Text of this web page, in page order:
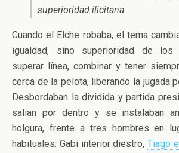
superioridad ilicitana
Cuando el Elche robaba, el tema
igualdad, sino superioridad de los
superar línea, combinar y tener
cerca de la pelota, liberando la jugada
Desbordaban la dividida y partida
salían por dentro y se instalaban
holgura, frente a tres hombres en
habituales: Gabi interior diestro,Tiago